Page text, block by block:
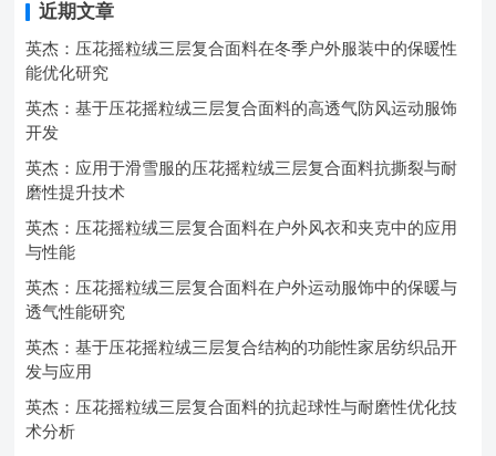
近期文章
英杰：压花摇粒绒三层复合面料在冬季户外服装中的保暖性
能优化研究
英杰：基于压花摇粒绒三层复合面料的高透气防风运动服饰
开发
英杰：应用于滑雪服的压花摇粒绒三层复合面料抗撕裂与耐
磨性提升技术
英杰：压花摇粒绒三层复合面料在户外风衣和夹克中的应用
与性能
英杰：压花摇粒绒三层复合面料在户外运动服饰中的保暖与
透气性能研究
英杰：基于压花摇粒绒三层复合结构的功能性家居纺织品开
发与应用
英杰：压花摇粒绒三层复合面料的抗起球性与耐磨性优化技
术分析